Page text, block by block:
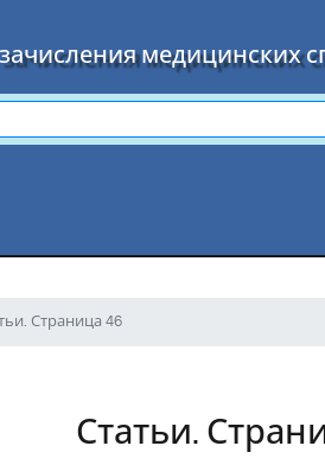
медицинских
Страница 46
Статьи.